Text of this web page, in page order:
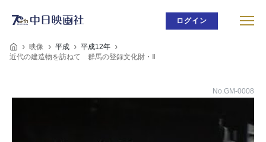
ログイン
映像 平成
平成12年
近代の建造物を訪ねて 群馬の登録文化財・Ⅱ
No.GM-0008